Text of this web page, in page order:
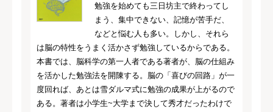
勉強を始めても三日坊主で終わってし
まう、集中できない、記憶が苦手だ、
などと悩む人も多い。しかし、それら
は脳の特性をうまく活かさず勉強しているからである。
本書では、脳科学の第一人者である著者が、脳の仕組み
を活かした勉強法を開陳する。脳の「喜びの回路」が一
度回れば、あとは雪ダルマ式に勉強の成果が上がるので
ある。著者は小学生~大学まで決して秀才だったわけで